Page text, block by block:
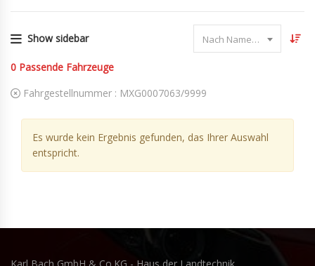
Show sidebar Nach Name sortieren
0 Passende Fahrzeuge
Fahrgestellnummer : MXG0007063/9999
Es wurde kein Ergebnis gefunden, das Ihrer Auswahl
entspricht.